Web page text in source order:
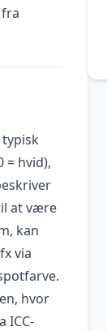
= hvid),
at være
kan
via
hvor
ICC-